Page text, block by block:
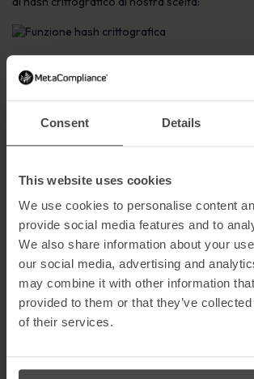
Consent Details
This website uses cookies
We use cookies to personalise content
provide social media features and to
We also share information about your
our social media, advertising and
may combine it with other information
provided to them or that they’ve
of their services.
Quindi, al posto delle password,
risultanti nel database:
L’accesso avviene ancora nel modo consueto
Per prima cosa, il servizio web cerca di nuovo
nome dell’account dal modulo di login
passaggio successivo, la nuova procedura è
esiste nel database, la funzione hash viene
password della schermata di login. Solo allora
risultante viene confrontato con il valore
nel database. Ancora una volta, le password
confrontate tra loro, ma solo con i loro valori
l’accesso viene negato.